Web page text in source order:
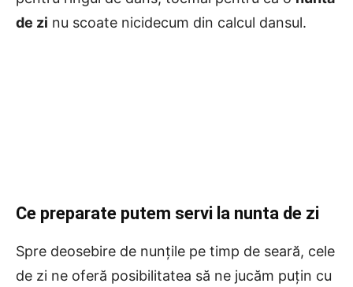
de zi nu scoate nicidecum din calcul dansul.
Ce preparate putem servi la nunta de zi
Spre deosebire de nunțile pe timp de seară, cele
de zi ne oferă posibilitatea să ne jucăm puțin cu